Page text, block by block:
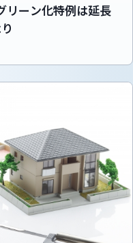
ーン化特例は延長